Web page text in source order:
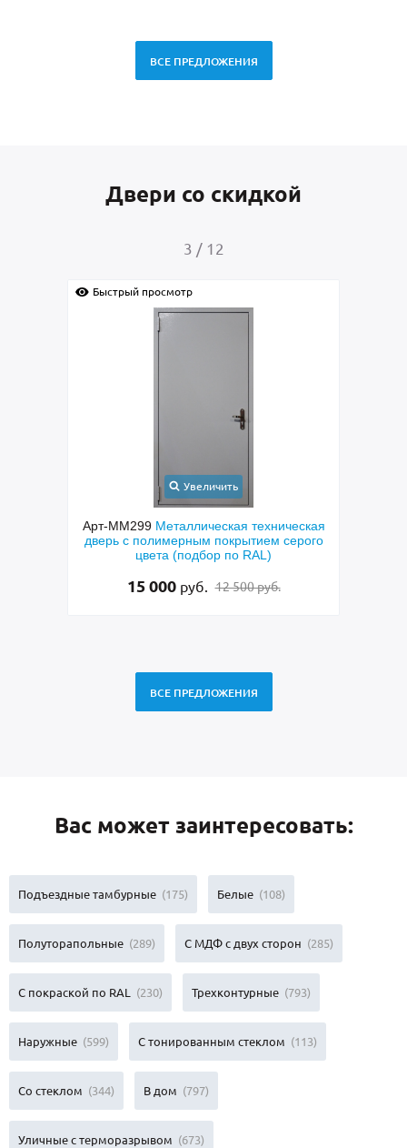
ВСЕ ПРЕДЛОЖЕНИЯ
Двери со скидкой
3 / 12
Быстрый просмотр
Увеличить
Арт-ММ299 Металлическая техническая
дверь с полимерным покрытием серого
цвета (подбор по RAL)
15 000 руб. 12 500 руб.
ВСЕ ПРЕДЛОЖЕНИЯ
Вас может заинтересовать:
Подъездные тамбурные (175) Белые (108)
Полуторапольные (289) С МДФ с двух сторон (285)
С покраской по RAL (230) Трехконтурные (793)
Наружные (599) С тонированным стеклом (113)
Со стеклом (344) В дом (797)
Уличные с терморазрывом (673)